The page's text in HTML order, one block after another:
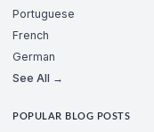
Portuguese
French
German
See All →
POPULAR BLOG POSTS